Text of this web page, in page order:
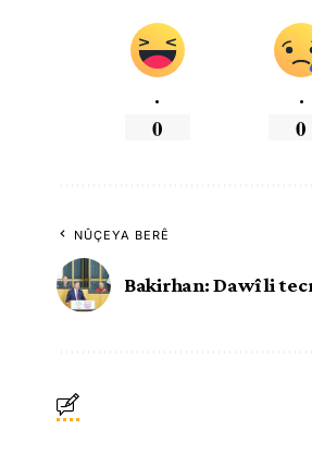
.
0
.
0
NÛÇEYA BERÊ
Bakirhan: Dawî li